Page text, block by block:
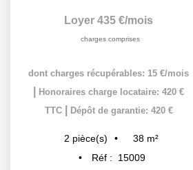
Loyer 435 €/mois
charges comprises
dont charges récupérables: 15 €/mois
Honoraires charge locataire: 420 €
TTC
Dépôt de garantie: 420 €
2 pièce(s) 38 m²
Réf :
15009